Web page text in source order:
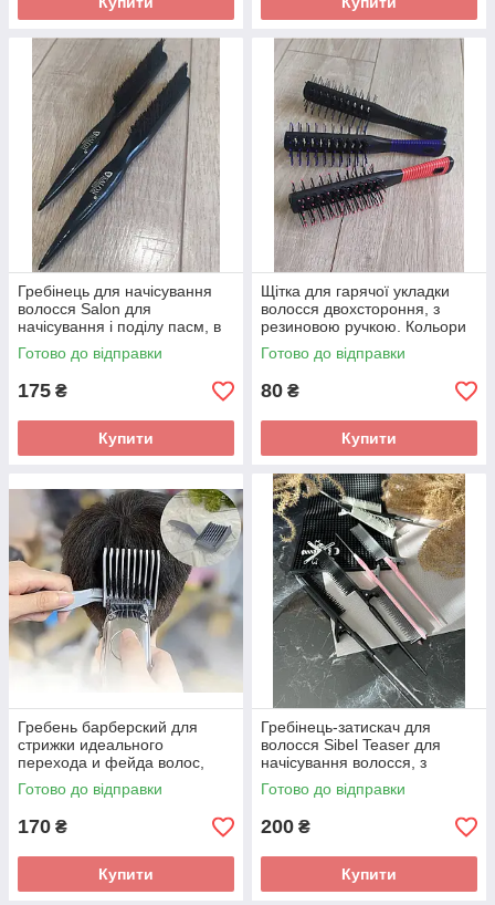
Гребінець для начісування
волосся Salon для
начісування і поділу пасм, в
чорному кольорі
Готово до відправки
175 ₴
Купити
Щітка для гарячої укладки
волосся двохстороння, з
резиновою ручкою. Кольори
в асортименті.
Готово до відправки
80 ₴
Купити
Гребень барберский для
стрижки идеального
перехода и фейда волос,
колір : сірий
Готово до відправки
170 ₴
Купити
Гребінець-затискач для
волосся Sibel Teaser для
начісування волосся, з
хвостиком. довжина 26.5
Готово до відправки
200 ₴
Купити